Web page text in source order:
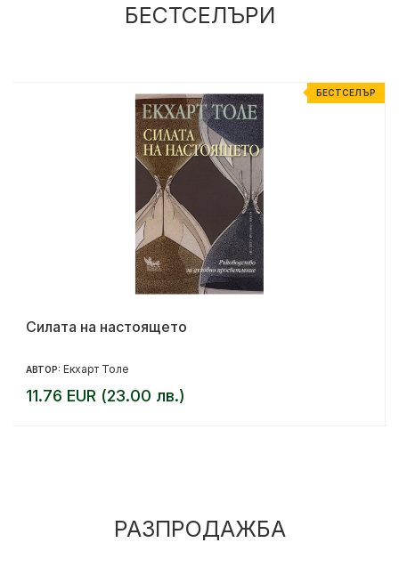
БЕСТСЕЛЪРИ
БЕСТСЕЛЪР
Силата на настоящето
АВТОР: Екхарт Толе
11.76 EUR (23.00 лв.)
РАЗПРОДАЖБА